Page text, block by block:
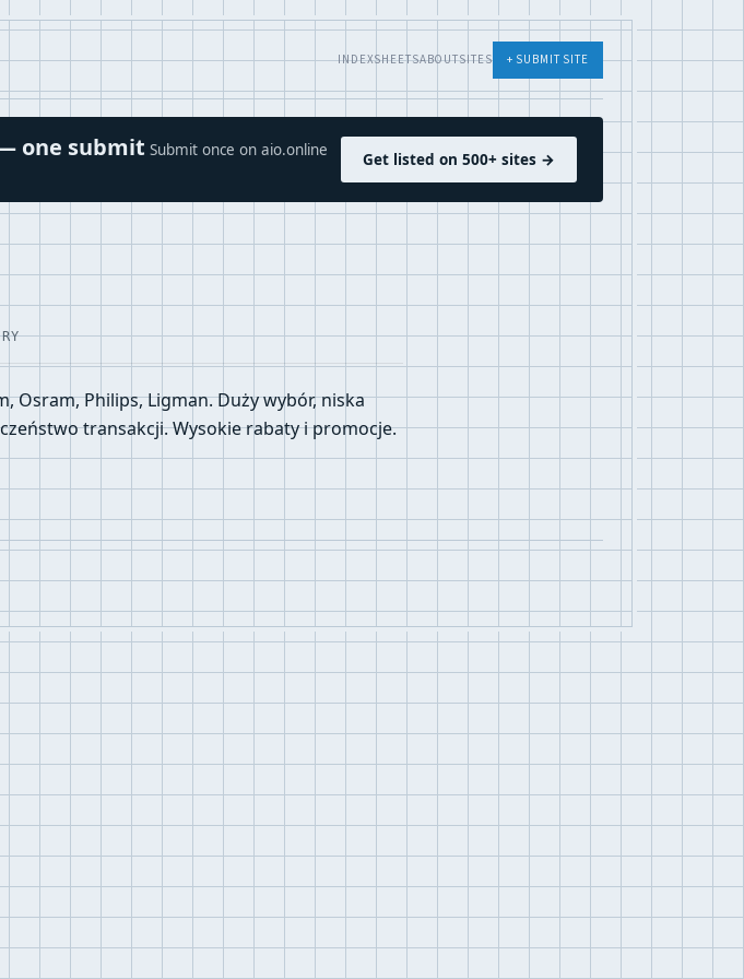
INDEXSHEETSABOUTSITES + SUBMIT SITE
one submit Submit once on aio.online
Get listed on 500+ sites →
Osram, Philips, Ligman. Duży wybór, niska
transakcji. Wysokie rabaty i promocje.